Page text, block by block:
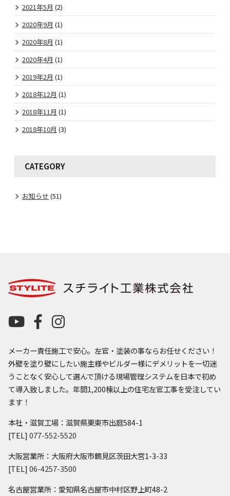
2021年5月 (2)
2020年9月 (1)
2020年8月 (1)
2020年4月 (1)
2019年2月 (1)
2018年12月 (1)
2018年11月 (1)
2018年10月 (3)
CATEGORY
お知らせ (51)
メーカー責任施工で安心。左官・塗装の事ならお任せください！
外壁を塗り壁にしたい施主様やビルダー様にデメリットを一切迷
うことなく安心して選んで頂ける現場管理システムを日本で初め
て導入致しました。年間1,200棟以上の住宅左官工事を受注してい
ます！
本社・滋賀工場：滋賀県栗東市出庭584-1
[TEL] 077-552-5520
大阪営業所：大阪府大阪市鶴見区茨田大宮1-3-33
[TEL] 06-4257-3500
名古屋営業所：愛知県名古屋市中村区野上町48-2